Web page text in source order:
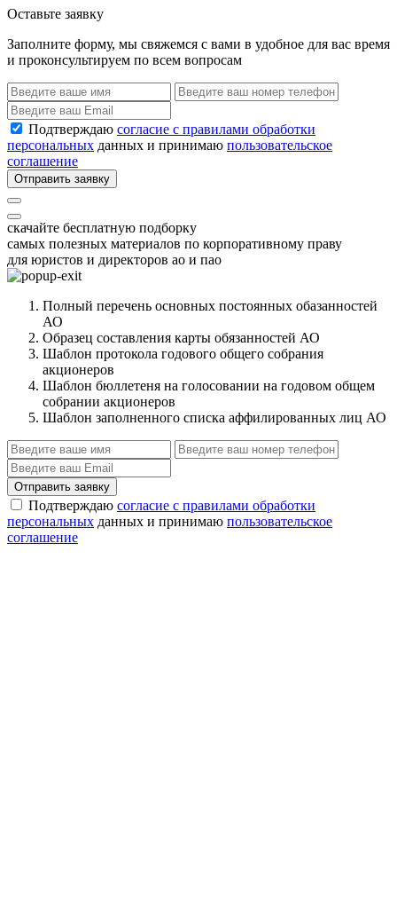
Оставьте заявку
Заполните форму, мы свяжемся с вами в удобное для вас время
и проконсультируем по всем вопросам
Подтверждаю согласие с правилами обработки
персональных данных и принимаю пользовательское
соглашение
Отправить заявку
скачайте бесплатную подборку
самых полезных материалов по корпоративному праву
для юристов и директоров ао и пао
Полный перечень основных постоянных обазанностей
АО
Образец составления карты обязанностей АО
Шаблон протокола годового общего собрания
акционеров
Шаблон бюллетеня на голосовании на годовом общем
собрании акционеров
Шаблон заполненного списка аффилированных лиц АО
Отправить заявку
Подтверждаю согласие с правилами обработки
персональных данных и принимаю пользовательское
соглашение